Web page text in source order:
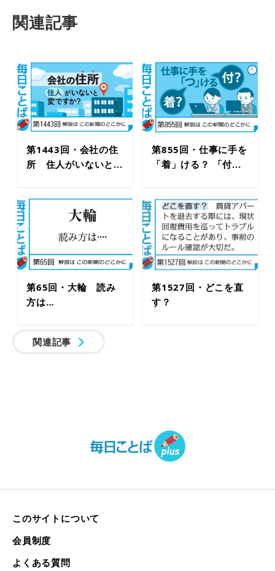
関連記事
第1443回・会社の住
所 住人がいないと...
第855回・仕事に手を
「着」ける？ 「付...
第65回・大輪 読み
方は…
第1527回・どこを直
す？
関連記事
このサイトについて
会員制度
よくある質問